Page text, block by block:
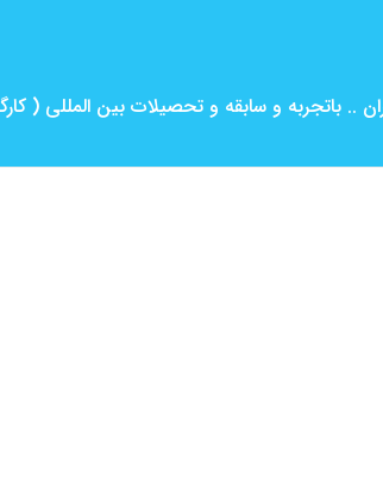
.. باتجربه و سابقه و تحصیلات بین المللی (